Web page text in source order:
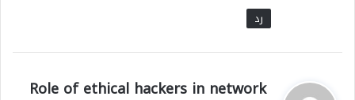
رد
ي
Role of ethical hackers in network